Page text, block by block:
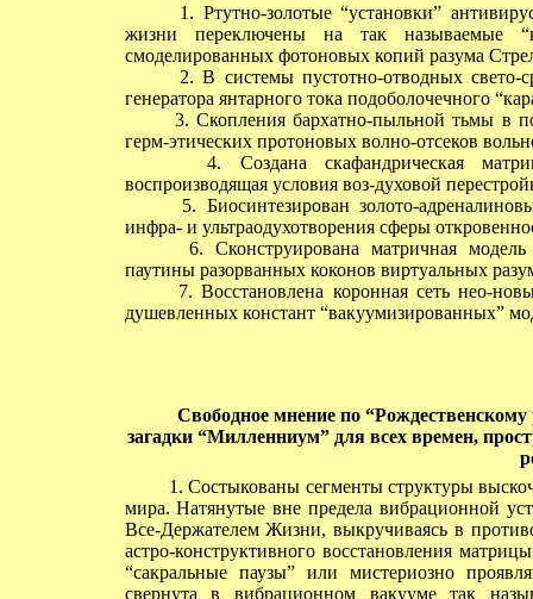
1. Ртутно-золотые “установки”
жизни переключены на так называемые
смоделированных фотоновых копий разума
2. В системы пустотно-отводных свето-
генератора янтарного тока подоболочечного
3. Скопления бархатно-пыльной тьмы в
герм-этических протоновых волно-отсеков
4. Создана скафандрическая
воспроизводящая условия воз-духовой
5. Биосинтезирован золото-
инфра- и ультраодухотворения сферы
6. Сконструирована матричная модель
паутины разорванных коконов виртуальных
7. Восстановлена коронная сеть нео-
душевленных констант “вакуумизированных”
Свободное мнение по “Рождественскому
загадки “Милленниум” для всех времен,
1. Состыкованы сегменты структуры
мира. Натянутые вне предела вибрационной
Все-Держателем Жизни, выкручиваясь в
астро-конструктивного восстановления
“сакральные паузы” или мистериозно
свернута в вибрационном вакууме так